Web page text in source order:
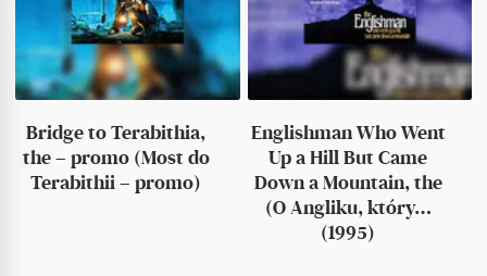
Bridge to Terabithia,
the – promo (Most do
Terabithii – promo)
Englishman Who Went
Up a Hill But Came
Down a Mountain, the
(O Angliku, który…
(1995)